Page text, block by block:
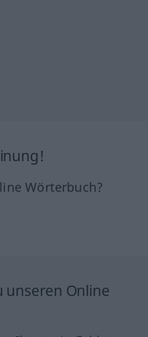
Wörterbuch?
unseren Online